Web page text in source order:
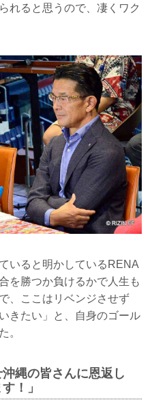
れると思うので、凄くワク
いると明かしているRENA
を勝つか負けるかで人生も
、ここはリベンジさせず
きたい」と、自身のゴール
。
縄の皆さんに恩返し
！」